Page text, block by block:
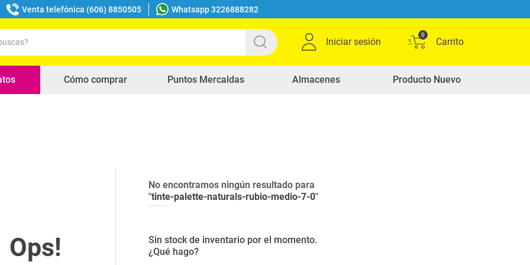
Venta telefónica (606) 8850505 Whatsapp 3226888282
Iniciar sesión
0
Cómo comprar Puntos Mercaldas Almacenes Producto Nuevo
No encontramos ningún resultado para
"tinte-palette-naturals-rubio-medio-7-0"
Sin stock de inventario por el momento.
¿Qué hago?
buscados